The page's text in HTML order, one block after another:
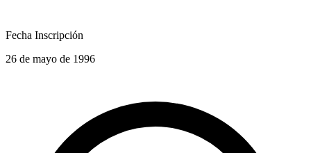
Fecha Inscripción
26 de mayo de 1996